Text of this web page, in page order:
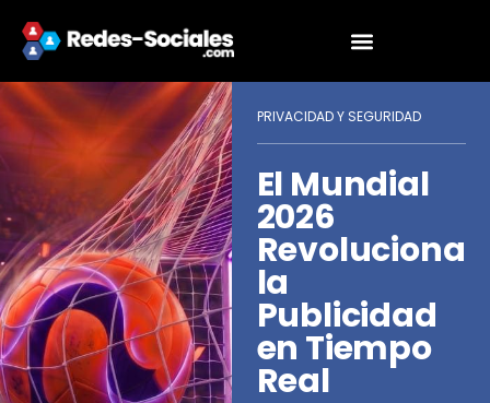
PRIVACIDAD Y SEGURIDAD
El Mundial
2026
Revoluciona
la
Publicidad
en Tiempo
Real